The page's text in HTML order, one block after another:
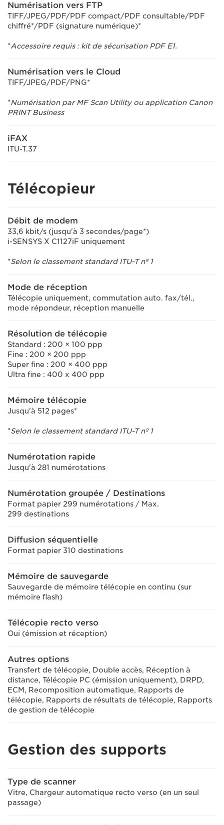
Numérisation vers FTP
TIFF/JPEG/PDF/PDF compact/PDF consultable/PDF
chiffré*/PDF (signature numérique)*
*Accessoire requis : kit de sécurisation PDF E1.
Numérisation vers le Cloud
TIFF/JPEG/PDF/PNG*
*Numérisation par MF Scan Utility ou application Canon
PRINT Business
iFAX
ITU-T.37
Télécopieur
Débit de modem
33,6 kbit/s (jusqu'à 3 secondes/page*)
i-SENSYS X C1127iF uniquement
*Selon le classement standard ITU-T nº 1
Mode de réception
Télécopie uniquement, commutation auto. fax/tél.,
mode répondeur, réception manuelle
Résolution de télécopie
Standard : 200 × 100 ppp
Fine : 200 × 200 ppp
Super fine : 200 × 400 ppp
Ultra fine : 400 x 400 ppp
Mémoire télécopie
Jusqu'à 512 pages*
*Selon le classement standard ITU-T nº 1
Numérotation rapide
Jusqu'à 281 numérotations
Numérotation groupée / Destinations
Format papier 299 numérotations / Max.
299 destinations
Diffusion séquentielle
Format papier 310 destinations
Mémoire de sauvegarde
Sauvegarde de mémoire télécopie en continu (sur
mémoire flash)
Télécopie recto verso
Oui (émission et réception)
Autres options
Transfert de télécopie, Double accès, Réception à
distance, Télécopie PC (émission uniquement), DRPD,
ECM, Recomposition automatique, Rapports de
télécopie, Rapports de résultats de télécopie, Rapports
de gestion de télécopie
Gestion des supports
Type de scanner
Vitre, Chargeur automatique recto verso (en un seul
passage)